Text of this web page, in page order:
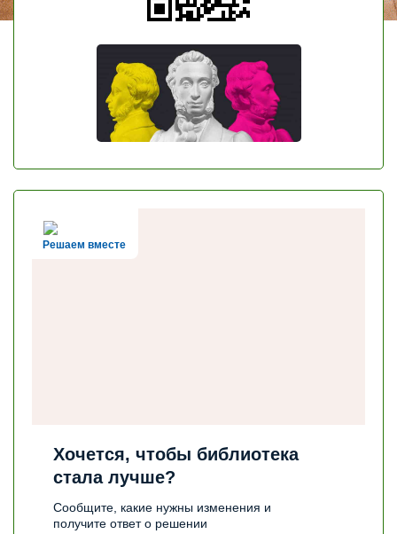
Решаем вместе
Хочется, чтобы библиотека
стала лучше?
Сообщите, какие нужны изменения и
получите ответ о решении